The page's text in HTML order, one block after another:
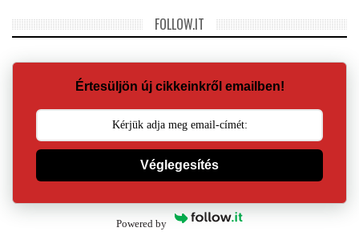
FOLLOW.IT
Értesüljön új cikkeinkről emailben!
Véglegesítés
Powered by